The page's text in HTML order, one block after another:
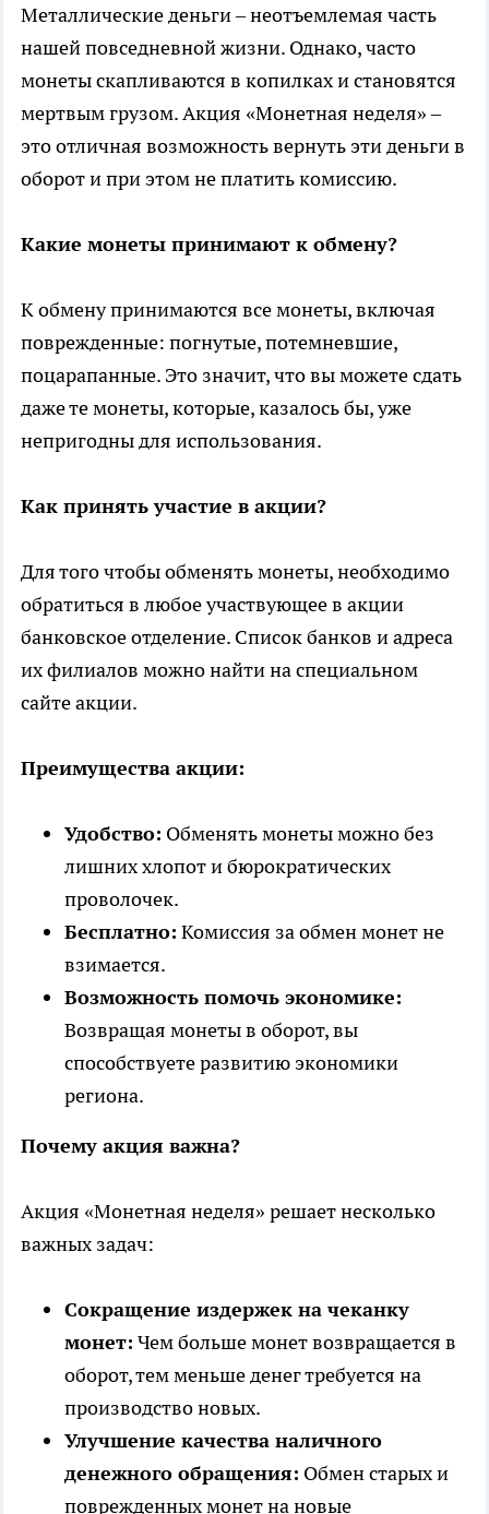
Металлические деньги – неотъемлемая часть
нашей повседневной жизни. Однако, часто
монеты скапливаются в копилках и становятся
мертвым грузом. Акция «Монетная неделя» –
это отличная возможность вернуть эти деньги в
оборот и при этом не платить комиссию.
Какие монеты принимают к обмену?
К обмену принимаются все монеты, включая
поврежденные: погнутые, потемневшие,
поцарапанные. Это значит, что вы можете сдать
даже те монеты, которые, казалось бы, уже
непригодны для использования.
Как принять участие в акции?
Для того чтобы обменять монеты, необходимо
обратиться в любое участвующее в акции
банковское отделение. Список банков и адреса
их филиалов можно найти на специальном
сайте акции.
Преимущества акции:
Удобство: Обменять монеты можно без
лишних хлопот и бюрократических
проволочек.
Бесплатно: Комиссия за обмен монет не
взимается.
Возможность помочь экономике:
Возвращая монеты в оборот, вы
способствуете развитию экономики
региона.
Почему акция важна?
Акция «Монетная неделя» решает несколько
важных задач:
Сокращение издержек на чеканку
монет: Чем больше монет возвращается в
оборот, тем меньше денег требуется на
производство новых.
Улучшение качества наличного
денежного обращения: Обмен старых и
поврежденных монет на новые